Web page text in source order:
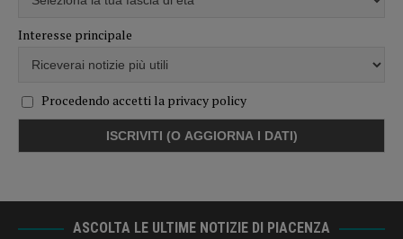
Interesse principale
Procedendo accetti la privacy policy
ASCOLTA LE ULTIME NOTIZIE DI PIACENZA